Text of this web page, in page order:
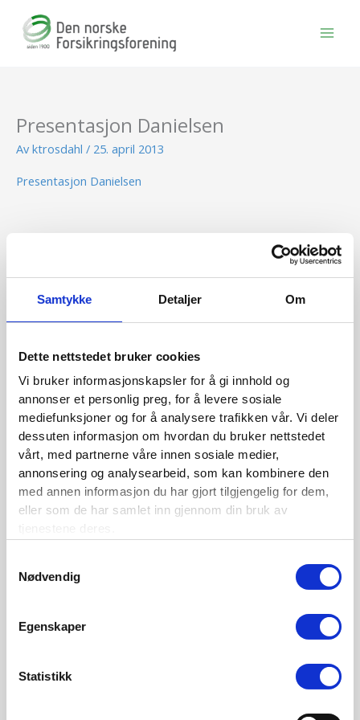
Samtykke Detaljer Om
Dette nettstedet bruker cookies
Vi bruker informasjonskapsler for å gi innhold og
annonser et personlig preg, for å levere sosiale
mediefunksjoner og for å analysere trafikken vår. Vi deler
dessuten informasjon om hvordan du bruker nettstedet
vårt, med partnerne våre innen sosiale medier,
annonsering og analysearbeid, som kan kombinere den
med annen informasjon du har gjort tilgjengelig for dem,
eller som de har samlet inn gjennom din bruk av
tjenestene deres.
Nødvendig
Egenskaper
Statistikk
Presentasjon Danielsen
Av ktrosdahl / 25. april 2013
Presentasjon Danielsen
BLI MEDLEM
Se medlemsfordeler og bli medlem her
Siste nytt
Nordisk Forsikringstidsskrift nr. 1/2026
Nominer din kandidat til Forsikringsprisen 2025
Nordisk Forsikringstidsskrift nr. 1/2025
Nordisk Forsikringstidsskrift nr. 4/2024
Nordisk Forsikringstidsskrift nr. 3/2024
Nordisk Forsikringstidsskrift nr. 1/2024
Kontaktinformasjon